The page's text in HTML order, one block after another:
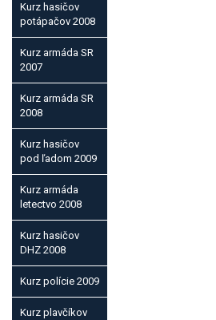
Kurz hasičov
potápačov 2008
Kurz armáda SR
2007
Kurz armáda SR
2008
Kurz hasičov
pod ľadom 2009
Kurz armáda
letectvo 2008
Kurz hasičov
DHZ 2008
Kurz polície 2009
Kurz plavčíkov